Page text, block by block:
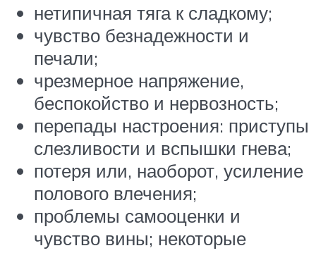
нетипичная тяга к сладкому;
чувство безнадежности и
печали;
чрезмерное напряжение,
беспокойство и нервозность;
перепады настроения: приступы
слезливости и вспышки гнева;
потеря или, наоборот, усиление
полового влечения;
проблемы самооценки и
чувство вины; некоторые